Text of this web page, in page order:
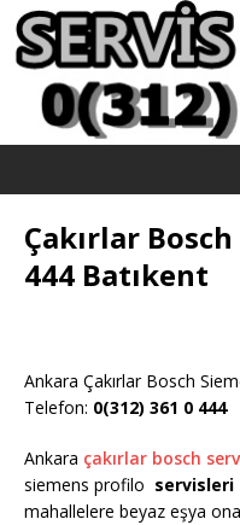
Çakırlar
444 Batıkent
Ankara Çakırlar Bosch
Telefon: 0(312) 361 0 444
Ankara çakırlar bosch
siemens profilo servisleri
mahallelere beyaz eşya